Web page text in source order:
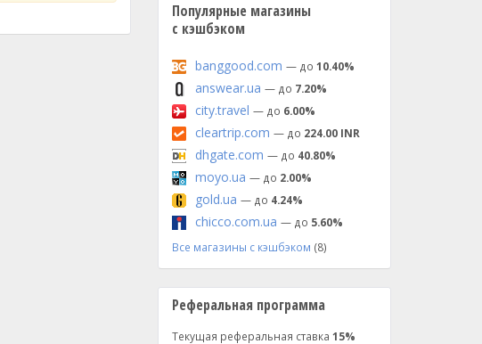
Популярные магазины
с кэшбэком
banggood.com — до 10.40%
answear.ua — до 7.20%
city.travel — до 6.00%
cleartrip.com — до 224.00 INR
dhgate.com — до 40.80%
moyo.ua — до 2.00%
gold.ua — до 4.24%
chicco.com.ua — до 5.60%
Все магазины с кэшбэком (8)
Реферальная программа
Текущая реферальная ставка 15%